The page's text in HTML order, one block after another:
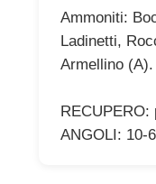
Ammoniti:
Ladinetti,
Armellino (A).
RECUPERO:
ANGOLI: 10-